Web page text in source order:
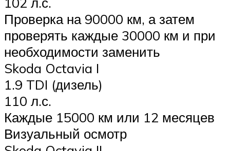
Проверка на 90000 км, а затем
проверять каждые 30000 км и при
необходимости заменить
Skoda Octavia I
1.9 TDI (дизель)
110 л.с.
Каждые 15000 км или 12 месяцев
Визуальный осмотр